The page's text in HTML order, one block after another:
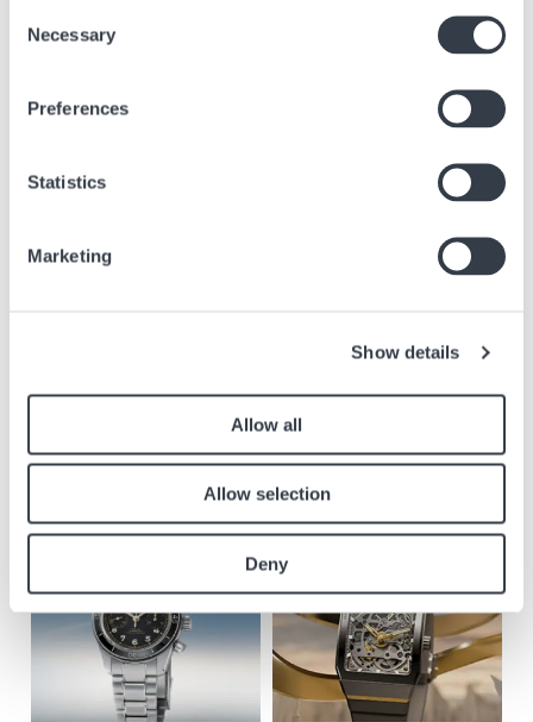
Selection
Necessary
Preferences
Statistics
Marketing
Show details
Allow all
Allow selection
Deny
Visitate la boutique Hour Passion prima di arrivare al gate Orly 3 e
scoprite la nostra selezione di orologi Swiss Made, tra cui Longines,
Offriamo anche una selezione di gioielli esclusivi come Facet, Ti
Marchi in negozio
Scoprite i marchi di orologi Longines, Rado, Tissot, Balmain, Mido,